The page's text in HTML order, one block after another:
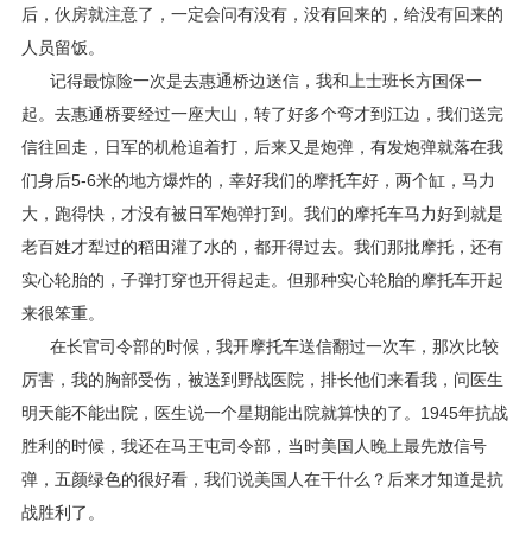
后，伙房就注意了，一定会问有没有，没有回来的，给没有回来的
人员留饭。
记得最惊险一次是去惠通桥边送信，我和上士班长方国保一
起。去惠通桥要经过一座大山，转了好多个弯才到江边，我们送完
信往回走，日军的机枪追着打，后来又是炮弹，有发炮弹就落在我
们身后5-6米的地方爆炸的，幸好我们的摩托车好，两个缸，马力
大，跑得快，才没有被日军炮弹打到。我们的摩托车马力好到就是
老百姓才犁过的稻田灌了水的，都开得过去。我们那批摩托，还有
实心轮胎的，子弹打穿也开得起走。但那种实心轮胎的摩托车开起
来很笨重。
在长官司令部的时候，我开摩托车送信翻过一次车，那次比较
厉害，我的胸部受伤，被送到野战医院，排长他们来看我，问医生
明天能不能出院，医生说一个星期能出院就算快的了。1945年抗战
胜利的时候，我还在马王屯司令部，当时美国人晚上最先放信号
弹，五颜绿色的很好看，我们说美国人在干什么？后来才知道是抗
战胜利了。